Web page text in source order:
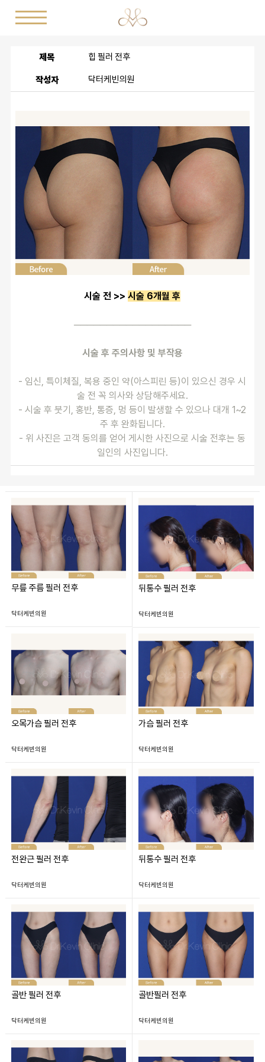
제목 힙 필러 전후
작성자 닥터케빈의원
시술 전 >> 시술 6개월 후
──────────────────
시술 후 주의사항 및 부작용
- 임신, 특이체질, 복용 중인 약(아스피린 등)이 있으신 경우 시
술 전 꼭 의사와 상담해주세요.
- 시술 후 붓기, 홍반, 통증, 멍 등이 발생할 수 있으나 대개 1~2
주 후 완화됩니다.
- 위 사진은 고객 동의를 얻어 게시한 사진으로 시술 전후는 동
일인의 사진입니다.
무릎 주름 필러 전후
닥터케빈의원
뒤통수 필러 전후
닥터케빈의원
오목가슴 필러 전후
닥터케빈의원
가슴 필러 전후
닥터케빈의원
전완근 필러 전후
닥터케빈의원
뒤통수 필러 전후
닥터케빈의원
골반 필러 전후
닥터케빈의원
골반필러 전후
닥터케빈의원